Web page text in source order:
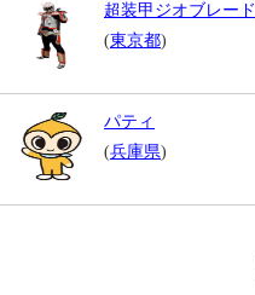
超装甲ジオブレード
(東京都)
パティ
(兵庫県)